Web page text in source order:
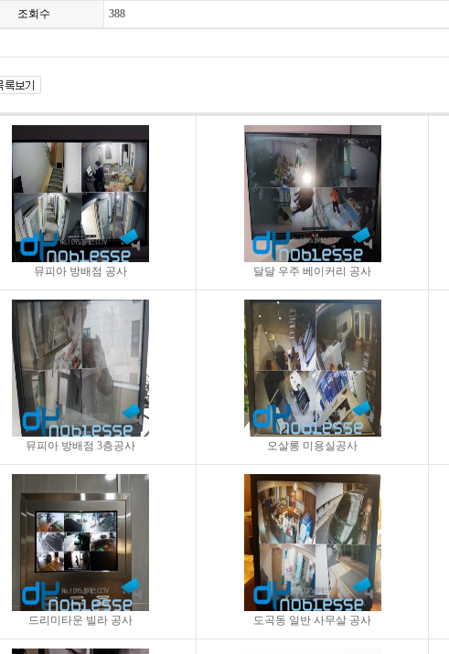
조회수 388
뮤피아 방배점 공사 달달 우주 베이커리 공사
뮤피아 방배점 3층공사 오살롱 미용실공사
드리미타운 빌라 공사 도곡동 일반 사무살 공사